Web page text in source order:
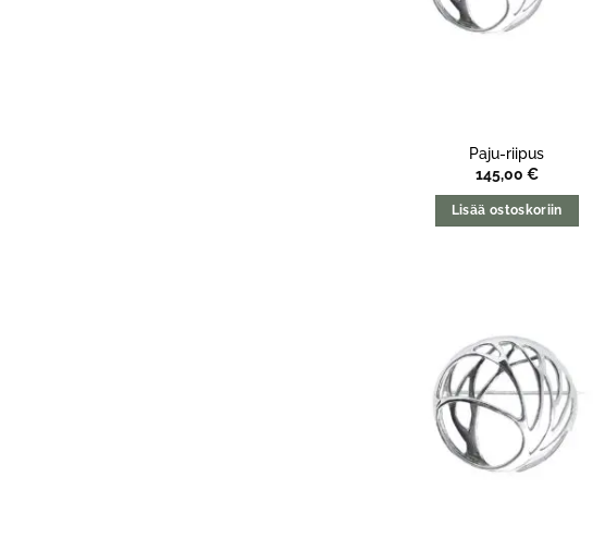
Paju-riipus
145,00 €
Lisää ostoskoriin